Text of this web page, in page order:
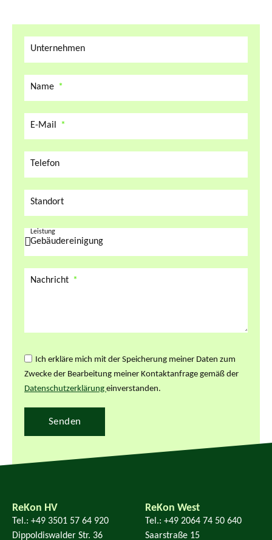
Unternehmen
Name
E-Mail
Telefon
Standort
Leistung
Nachricht
Ich erkläre mich mit der Speicherung meiner Daten zum
Zwecke der Bearbeitung meiner Kontaktanfrage gemäß der
Datenschutzerklärung einverstanden.
Senden
ReKon HV
Tel.: +49 3501 57 64 920
Dippoldiswalder Str. 36
ReKon West
Tel.: +49 2064 74 50 640
Saarstraße 15